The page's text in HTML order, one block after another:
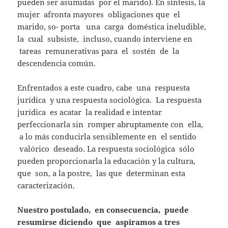
mujer afronta mayores obligaciones que el
marido, so- porta una carga doméstica ineludible,
la cual subsiste, incluso, cuando interviene en
tareas remunerativas para el sostén de la
descendencia común.
Enfrentados a este cuadro, cabe una respuesta
jurídica y una respuesta sociológica. La respuesta
jurídica es acatar la realidad e intentar
perfeccionarla sin romper abruptamente con ella,
a lo más conducirla sensiblemente en el sentido
valórico deseado. La respuesta sociológica sólo
pueden proporcionarla la educación y la cultura,
que son, a la postre, las que determinan esta
caracterización.
Nuestro postulado, en consecuencia, puede
resumirse diciendo que aspiramos a tres